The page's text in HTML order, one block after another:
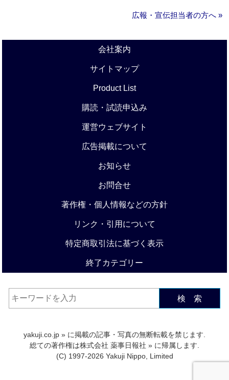
広報・宣伝担当者の方へ »
会社案内
サイトマップ
Product List
購読・試読申込み
運営ウェブサイト
広告掲載について
お知らせ
お問合せ
著作権・個人情報などの方針
リンク・引用について
特定商取引法に基づく表示
終了カテゴリー
検 索
yakuji.co.jp » に掲載の記事・写真の無断転載を禁じます.
総ての著作権は株式会社 薬事日報社 » に帰属します.
(C) 1997-2026 Yakuji Nippo, Limited